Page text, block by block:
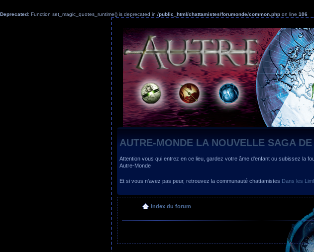
Deprecated: Function set_magic_quotes_runtime() is deprecated in /public_html/chattamistes/forumonde/common.php on line 106
AUTRE-MONDE LA NOUVELLE SAGA
Attention vous qui entrez en ce lieu, gardez votre âme d'enfant ou subissez la
Autre-Monde
Et si vous n'avez pas peur, retrouvez la communauté chattamistes Dans les
Index du forum